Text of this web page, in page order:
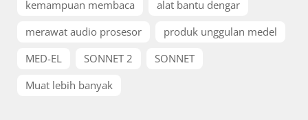
kemampuan membaca
alat bantu dengar
merawat audio prosesor
produk unggulan medel
MED-EL
SONNET 2
SONNET
Muat lebih banyak